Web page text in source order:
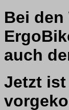
Bei
auch
Jetzt